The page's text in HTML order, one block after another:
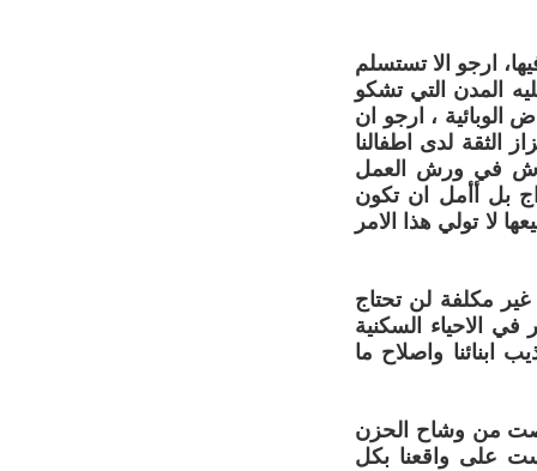
ارجو الا تستسلم
المدن التي تشكو
، ارجو ان
الثقة لدى اطفالنا
في ورش العمل
بل أأمل ان تكون
لا تولي هذا الامر
غير مكلفة لن تحتاج
الاحياء السكنية
ابنائنا واصلاح ما
من وشاح الحزن
على واقعنا بكل